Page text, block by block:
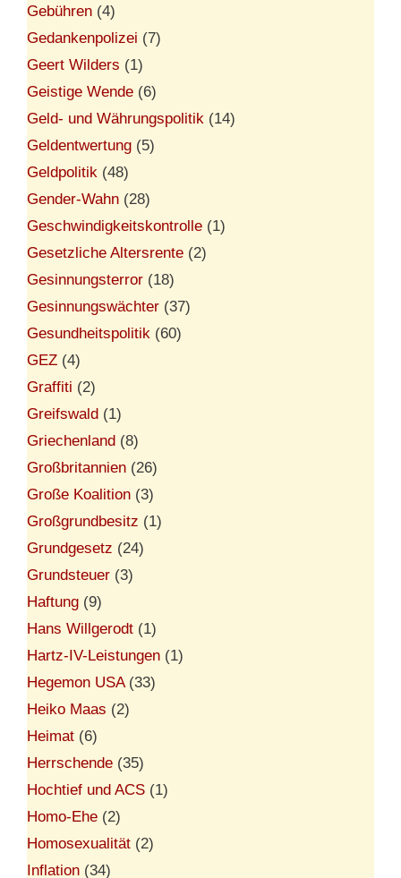
Gebühren (4)
Gedankenpolizei (7)
Geert Wilders (1)
Geistige Wende (6)
Geld- und Währungspolitik (14)
Geldentwertung (5)
Geldpolitik (48)
Gender-Wahn (28)
Geschwindigkeitskontrolle (1)
Gesetzliche Altersrente (2)
Gesinnungsterror (18)
Gesinnungswächter (37)
Gesundheitspolitik (60)
GEZ (4)
Graffiti (2)
Greifswald (1)
Griechenland (8)
Großbritannien (26)
Große Koalition (3)
Großgrundbesitz (1)
Grundgesetz (24)
Grundsteuer (3)
Haftung (9)
Hans Willgerodt (1)
Hartz-IV-Leistungen (1)
Hegemon USA(33)
Heiko Maas (2)
Heimat (6)
Herrschende (35)
Hochtief und ACS (1)
Homo-Ehe (2)
Homosexualität (2)
Inflation (34)